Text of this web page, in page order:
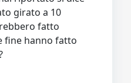
girato a 10
fatto
fine hanno fatto